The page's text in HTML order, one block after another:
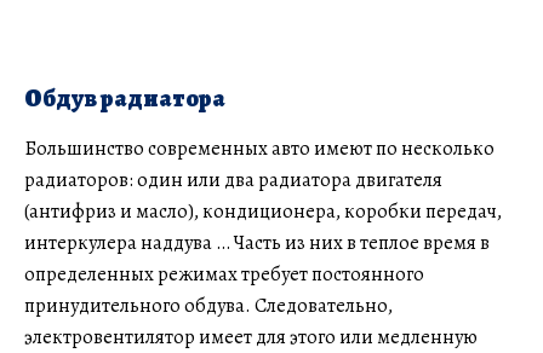
Обдув радиатора
Большинство современных авто имеют по несколько
радиаторов: один или два радиатора двигателя
(антифриз и масло), кондиционера, коробки передач,
интеркулера наддува … Часть из них в теплое время в
определенных режимах требует постоянного
принудительного обдува. Следовательно,
электровентилятор имеет для этого или медленную